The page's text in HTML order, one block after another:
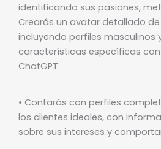
identificando sus pasiones,
Crearás un avatar detallado
incluyendo perfiles masculinos
características específicas
ChatGPT.
• Contarás con perfiles
los clientes ideales, con
sobre sus intereses y